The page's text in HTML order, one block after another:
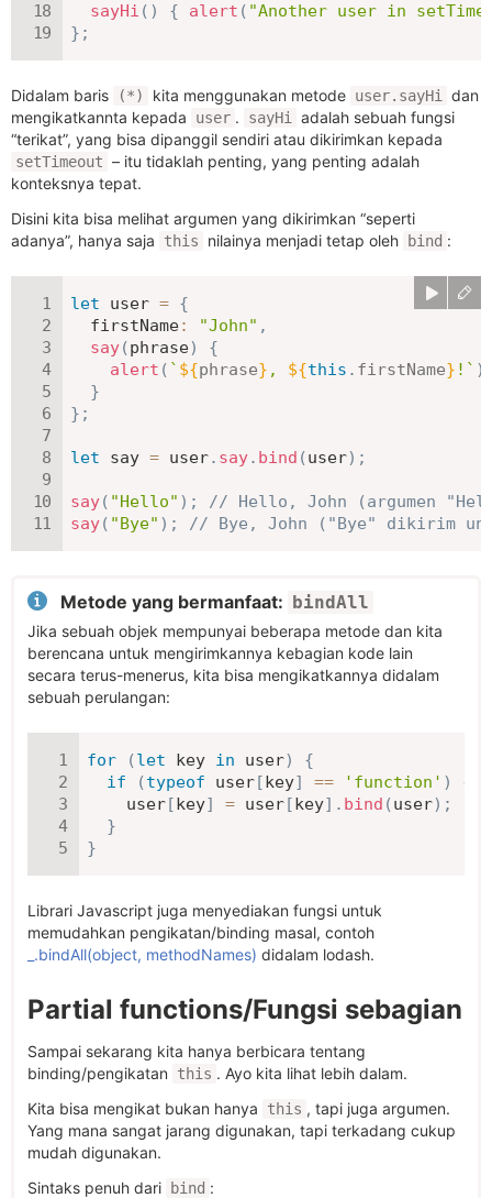
sayHi ( ) { alert ( "Another user in
} ;
Didalam baris (*) kita menggunakan metode user.sayHi
dan
mengikatkannta kepada
user . sayHi
adalah sebuah fungsi
“terikat”, yang bisa dipanggil sendiri atau dikirimkan kepada
setTimeout – itu tidaklah penting, yang penting adalah
konteksnya tepat.
Disini kita bisa melihat argumen yang dikirimkan “seperti
adanya”, hanya saja
this nilainya menjadi tetap oleh bind :
let user = {
firstName: "John" ,
say(phrase)
{
alert ( ` ${phrase} , ${this . firstName} ! ` )
}
} ;
let say = user. say. bind (user) ;
say( "Hello" ) ;
// Hello, John (argumen
say( "Bye" ) ; // Bye, John ("Bye" dikirim
Metode yang bermanfaat: bindAll
Jika sebuah objek mempunyai beberapa metode dan kita
berencana untuk mengirimkannya kebagian kode lain
secara terus-menerus, kita bisa mengikatkannya didalam
sebuah perulangan:
for (let key in user)
{
if
(typeof user[key] == 'function' )
{
    user
[key] = user[key] . bind (user) ;
}
}
Librari Javascript juga menyediakan fungsi untuk
memudahkan pengikatan/binding masal, contoh
_.bindAll(object, methodNames) didalam lodash.
Partial functions/Fungsi sebagian
Sampai sekarang kita hanya berbicara tentang
binding/pengikatan
this . Ayo kita lihat lebih dalam.
Kita bisa mengikat bukan hanya
this , tapi juga argumen.
Yang mana sangat jarang digunakan, tapi terkadang cukup
mudah digunakan.
Sintaks penuh dari
bind :